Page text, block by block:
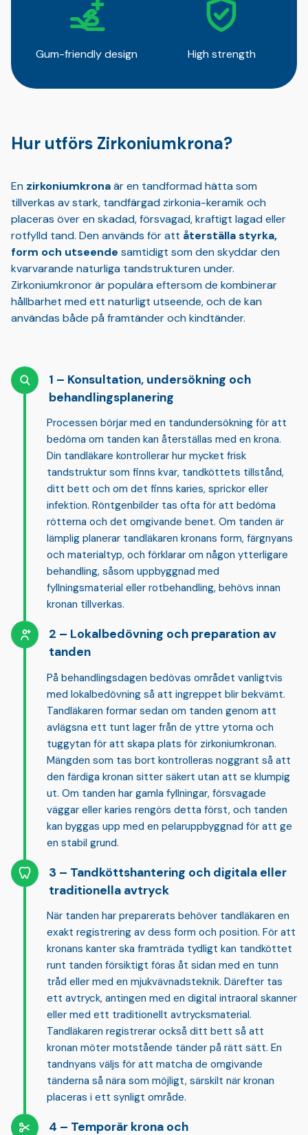
Gum-friendly design High strength
Hur utförs Zirkoniumkrona?
En zirkoniumkronaär en tandformad hätta som
tillverkas av stark, tandfärgad zirkonia-keramik och
placeras över en skadad, försvagad, kraftigt lagad eller
rotfylld tand. Den används för att återställa styrka,
form och utseende samtidigt som den skyddar den
kvarvarande naturliga tandstrukturen under.
Zirkoniumkronor är populära eftersom de kombinerar
hållbarhet med ett naturligt utseende, och de kan
användas både på framtänder och kindtänder.
Konsultation, undersökning och
behandlingsplanering
Processen börjar med en tandundersökning för att
bedöma om tanden kan återställas med en krona.
Din tandläkare kontrollerar hur mycket frisk
tandstruktur som finns kvar, tandköttets tillstånd,
ditt bett och om det finns karies, sprickor eller
infektion. Röntgenbilder tas ofta för att bedöma
rötterna och det omgivande benet. Om tanden är
lämplig planerar tandläkaren kronans form, färgnyans
och materialtyp, och förklarar om någon ytterligare
behandling, såsom uppbyggnad med
fyllningsmaterial eller rotbehandling, behövs innan
kronan tillverkas.
Lokalbedövning och preparation av
tanden
På behandlingsdagen bedövas området vanligtvis
med lokalbedövning så att ingreppet blir bekvämt.
Tandläkaren formar sedan om tanden genom att
avlägsna ett tunt lager från de yttre ytorna och
tuggytan för att skapa plats för zirkoniumkronan.
Mängden som tas bort kontrolleras noggrant så att
den färdiga kronan sitter säkert utan att se klumpig
ut. Om tanden har gamla fyllningar, försvagade
väggar eller karies rengörs detta först, och tanden
kan byggas upp med en pelaruppbyggnad för att ge
en stabil grund.
Tandköttshantering och digitala eller
traditionella avtryck
När tanden har preparerats behöver tandläkaren en
exakt registrering av dess form och position. För att
kronans kanter ska framträda tydligt kan tandköttet
runt tanden försiktigt föras åt sidan med en tunn
tråd eller med en mjukvävnadsteknik. Därefter tas
ett avtryck, antingen med en digital intraoral skanner
eller med ett traditionellt avtrycksmaterial.
Tandläkaren registrerar också ditt bett så att
kronan möter motstående tänder på rätt sätt. En
tandnyans väljs för att matcha de omgivande
tänderna så nära som möjligt, särskilt när kronan
placeras i ett synligt område.
Temporär krona och